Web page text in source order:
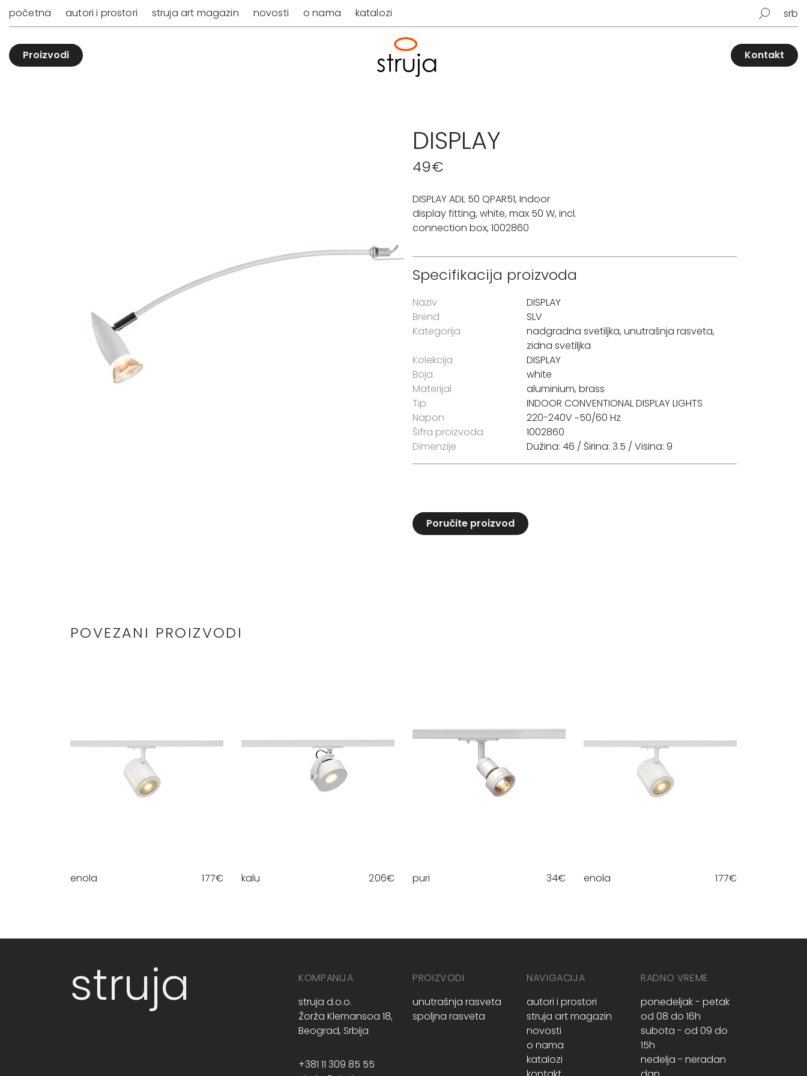
početna autori i prostori struja art magazin novosti o nama katalozi srb
Proizvodi Kontakt
DISPLAY
49€
DISPLAY ADL 50 QPAR51, Indoor
display fitting, white, max 50 W, incl.
connection box, 1002860
Specifikacija proizvoda
Naziv
DISPLAY
Brend
SLV
Kategorija
nadgradna svetiljka, unutrašnja rasveta,
zidna svetiljka
Kolekcija
DISPLAY
Boja
white
Materijal
aluminium, brass
Tip
INDOOR CONVENTIONAL DISPLAY LIGHTS
Napon
220-240V ~50/60 Hz
Šifra proizvoda
1002860
Dimenzije
Dužina: 46 / Širina: 3.5 / Visina: 9
Poručite proizvod
POVEZANI PROIZVODI
enola 177€ kalu 206€ puri 34€ enola 177€
struja
KOMPANIJA
struja d.o.o.
Žorža Klemansoa 18,
Beograd, Srbija
+381 11 309 85 55
PROIZVODI
unutrašnja rasveta
spoljna rasveta
NAVIGACIJA
autori i prostori
struja art magazin
novosti
o nama
katalozi
RADNO VREME
ponedeljak - petak
od 08 do 16h
subota - od 09 do
15h
nedelja - neradan